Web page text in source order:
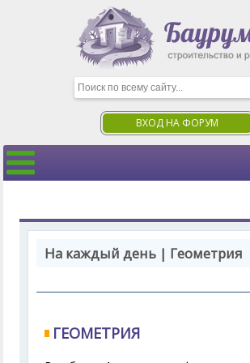
ВХОД НА ФОРУМ
На каждый день | Геометрия
ГЕОМЕТРИЯ